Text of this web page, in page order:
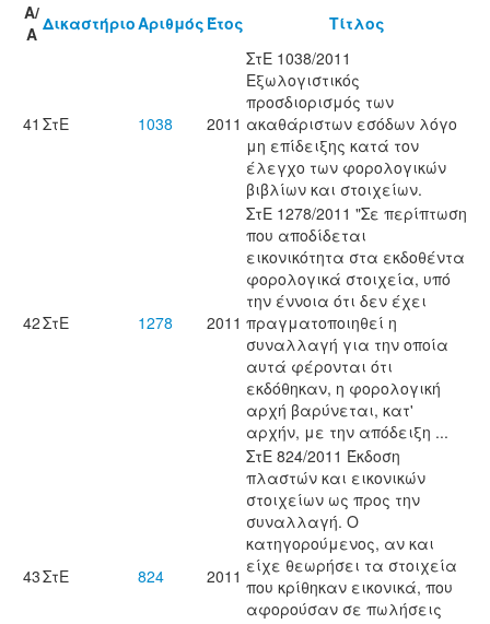
Α/
Α ΔικαστήριοΑριθμός Έτος Τίτλος
41 ΣτΕ 1038 2011
ΣτΕ 1038/2011
Εξωλογιστικός
προσδιορισμός των
ακαθάριστων εσόδων λόγο
μη επίδειξης κατά τον
έλεγχο των φορολογικών
βιβλίων και στοιχείων.
42ΣτΕ 1278 2011
ΣτΕ 1278/2011 "Σε περίπτωση
που αποδίδεται
εικονικότητα στα εκδοθέντα
φορολογικά στοιχεία, υπό
την έννοια ότι δεν έχει
πραγματοποιηθεί η
συναλλαγή για την οποία
αυτά φέρονται ότι
εκδόθηκαν, η φορολογική
αρχή βαρύνεται, κατ'
αρχήν, με την απόδειξη ...
43ΣτΕ 824 2011
ΣτΕ 824/2011 Έκδοση
πλαστών και εικονικών
στοιχείων ως προς την
συναλλαγή. Ο
κατηγορούμενος, αν και
είχε θεωρήσει τα στοιχεία
που κρίθηκαν εικονικά, που
αφορούσαν σε πωλήσεις